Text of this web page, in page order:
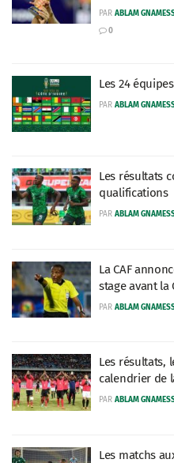
PAR ABLAM
0
Les 24
PAR ABLAM
Les résultats
qualifications
PAR ABLAM
La CAF
stage avant la
PAR ABLAM
Les résultats,
calendrier de
PAR ABLAM
Les matchs